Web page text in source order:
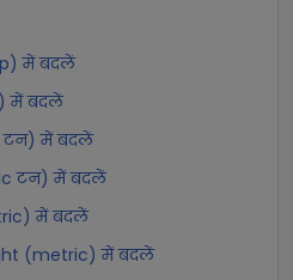
में बदलें
में बदलें
टन) में बदलें
टन) में बदलें
में बदलें
(metric) में बदलें